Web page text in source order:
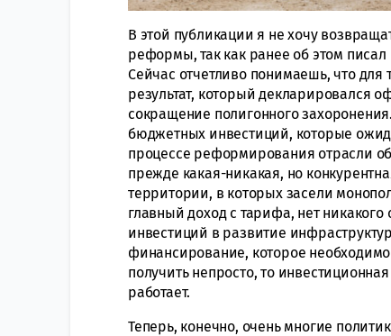
В этой публикации я не хочу
реформы, так как ранее об этом писал
Сейчас отчетливо понимаешь, что
результат, который декларировался
сокращение полигонного
бюджетных инвестиций, которые
процессе реформирования отрасли
прежде какая-никакая, но
территории, в которых засели
главный доход с тарифа, нет никакого
инвестиций в развитие
финансирование, которое
получить непросто, то
работает.
Теперь, конечно, очень многие